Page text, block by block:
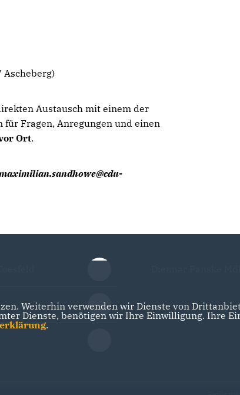
Ascheberg)
Austausch mit einem der
Fragen, Anregungen und einen
Ort.
Weiterhin verwenden wir Dienste von
Dienste, benötigen wir Ihre Einwilligung. Ihre
.